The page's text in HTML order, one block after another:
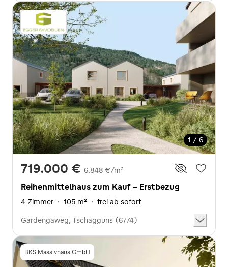
1 / 6
719.000 € 6.848 €/m²
Reihenmittelhaus zum Kauf - Erstbezug
4 Zimmer · 105 m² · frei ab sofort
Gardengaweg, Tschagguns (6774)
BKS Massivhaus GmbH